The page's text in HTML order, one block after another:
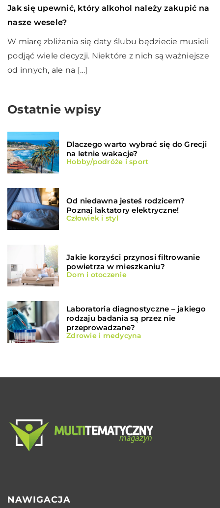
Jak się upewnić, który alkohol należy zakupić na
nasze wesele?
W miarę zbliżania się daty ślubu będziecie musieli
podjąć wiele decyzji. Niektóre z nich są ważniejsze
od innych, ale na […]
Ostatnie wpisy
Dlaczego warto wybrać się do Grecji
na letnie wakacje?
Hobby/podróże i sport
Od niedawna jesteś rodzicem?
Poznaj laktatory elektryczne!
Człowiek i styl
Jakie korzyści przynosi filtrowanie
powietrza w mieszkaniu?
Dom i otoczenie
Laboratoria diagnostyczne – jakiego
rodzaju badania są przez nie
przeprowadzane?
Zdrowie i medycyna
NAWIGACJA